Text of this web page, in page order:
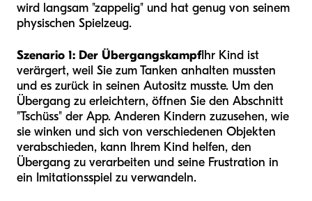
wird langsam "zappelig" und hat genug von seinem
physischen Spielzeug.
Szenario 1: Der ÜbergangskampfIhr Kind ist
verärgert, weil Sie zum Tanken anhalten mussten
und es zurück in seinen Autositz musste. Um den
Übergang zu erleichtern, öffnen Sie den Abschnitt
"Tschüss" der App. Anderen Kindern zuzusehen, wie
sie winken und sich von verschiedenen Objekten
verabschieden, kann Ihrem Kind helfen, den
Übergang zu verarbeiten und seine Frustration in
ein Imitationsspiel zu verwandeln.